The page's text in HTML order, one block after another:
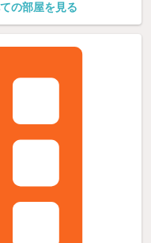
の部屋を見る